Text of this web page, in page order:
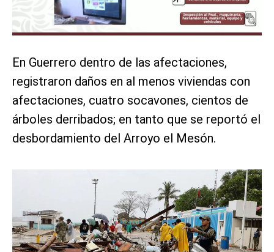
En Guerrero dentro de las afectaciones,
registraron daños en al menos viviendas con
afectaciones, cuatro socavones, cientos de
árboles derribados; en tanto que se reportó el
desbordamiento del Arroyo el Mesón.